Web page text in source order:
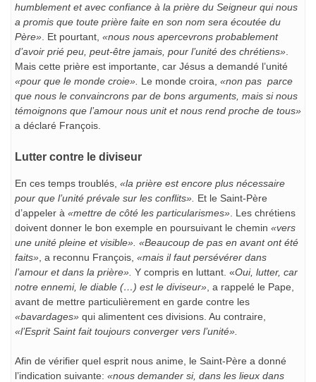
humblement et avec confiance à la prière du Seigneur qui nous
a promis que toute prière faite en son nom sera écoutée du
Père» . Et pourtant, «nous nous apercevrons probablement
d’avoir prié peu, peut-être jamais, pour l’unité des chrétiens»
Mais cette prière est importante, car Jésus a demandé l’unité
«pour que le monde croie». Le monde croira, «non pas parce
que nous le convaincrons par de bons arguments, mais si nous
témoignons que l’amour nous unit et nous rend proche de tous»
a déclaré François.
Lutter contre le diviseur
En ces temps troublés, «la prière est encore plus nécessaire
pour que l’unité prévale sur les conflits». Et le Saint-Père
d’appeler à «mettre de côté les particularismes». Les chrétiens
doivent donner le bon exemple en poursuivant le chemin «vers
une unité pleine et visible». «Beaucoup de pas en avant ont été
faits», a reconnu François, «mais il faut persévérer dans
l’amour et dans la prière». Y compris en luttant. «Oui, lutter, car
notre ennemi, le diable (…) est le diviseur», a rappelé le Pape,
avant de mettre particulièrement en garde contre les
«bavardages» qui alimentent ces divisions. Au contraire,
«l’Esprit Saint fait toujours converger vers l’unité».
Afin de vérifier quel esprit nous anime, le Saint-Père a donné
l’indication suivante: «nous demander si, dans les lieux dans